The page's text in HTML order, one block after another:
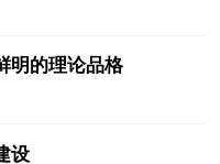
明的理论品格
设